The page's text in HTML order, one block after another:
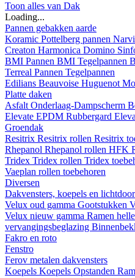
Toon alles van Dak
Loading...
Pannen gebakken aarde
Koramic Pottelberg pannen
Creaton Harmonica Domino
BMI Pannen BMI Tegelpannen
Terreal Pannen Tegelpannen
Edilians Beauvoise Huguenot
Platte daken
Asfalt Onderlaag-Dampscherm
Elevate EPDM Rubbergard
Groendak
Resitrix Resitrix rollen Resitrix
Rhepanol Rhepanol rollen HFK
Tridex Tridex rollen Tridex
Vaeplan rollen toebehoren
Diversen
Dakvensters, koepels en
Velux oud gamma Gootstukken
Velux nieuw gamma Ramen
vervangingsbeglazing
Fakro en roto
Fenstro
Ferov metalen dakvensters
Koepels Koepels Opstanden